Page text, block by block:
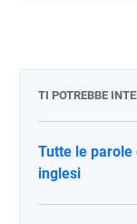
TI POTREBBE
Tutte le
inglesi